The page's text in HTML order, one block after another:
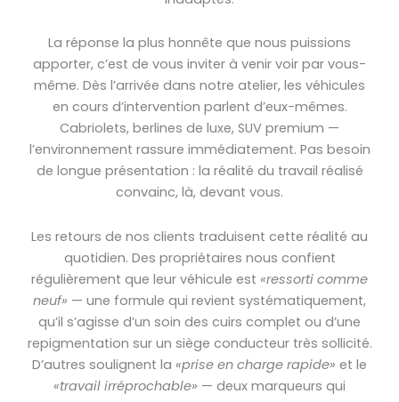
La réponse la plus honnête que nous puissions
apporter, c’est de vous inviter à venir voir par vous-
même. Dès l’arrivée dans notre atelier, les véhicules
en cours d’intervention parlent d’eux-mêmes.
Cabriolets, berlines de luxe, SUV premium —
l’environnement rassure immédiatement. Pas besoin
de longue présentation : la réalité du travail réalisé
convainc, là, devant vous.
Les retours de nos clients traduisent cette réalité au
quotidien. Des propriétaires nous confient
régulièrement que leur véhicule est «ressorti comme
neuf» — une formule qui revient systématiquement,
qu’il s’agisse d’un soin des cuirs complet ou d’une
repigmentation sur un siège conducteur très sollicité.
D’autres soulignent la «prise en charge rapide» et le
«travail irréprochable» — deux marqueurs qui